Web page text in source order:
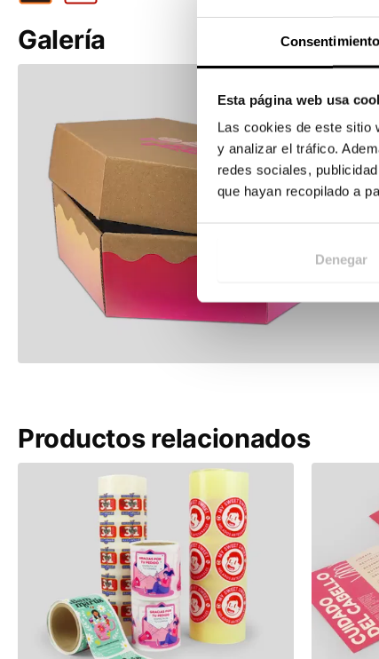
Consentimiento
Esta página web usa
Las cookies de este sitio
y analizar el tráfico.
redes sociales,
que hayan recopilado a
Denegar
Galería
Productos relacionados